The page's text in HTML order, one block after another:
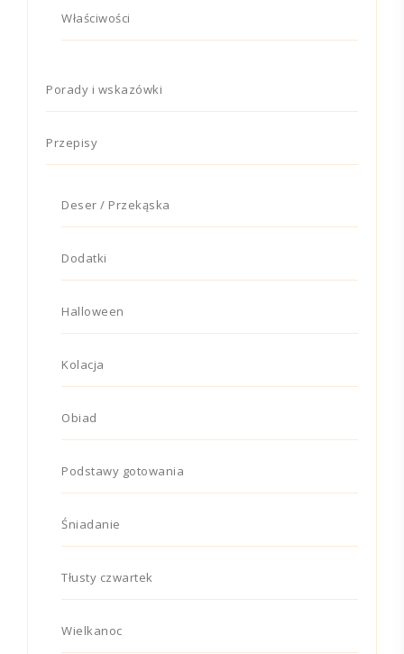
Właściwości
Porady i wskazówki
Przepisy
Deser / Przekąska
Dodatki
Halloween
Kolacja
Obiad
Podstawy gotowania
Śniadanie
Tłusty czwartek
Wielkanoc